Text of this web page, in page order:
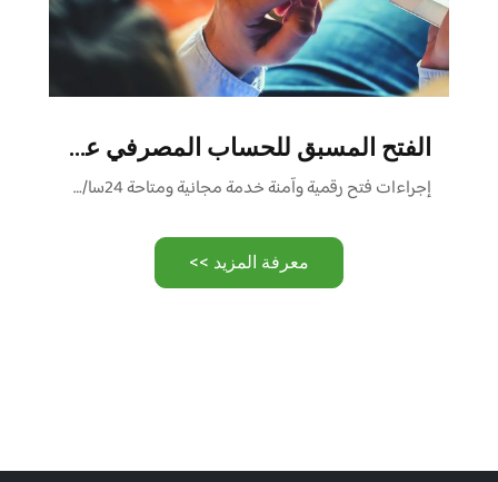
الفتح المسبق للحساب المصرفي عبر الأنترنت
إجراءات فتح رقمية وآمنة خدمة مجانية ومتاحة 24سا/24سا و7 أيام/7أيام …
معرفة المزيد >>